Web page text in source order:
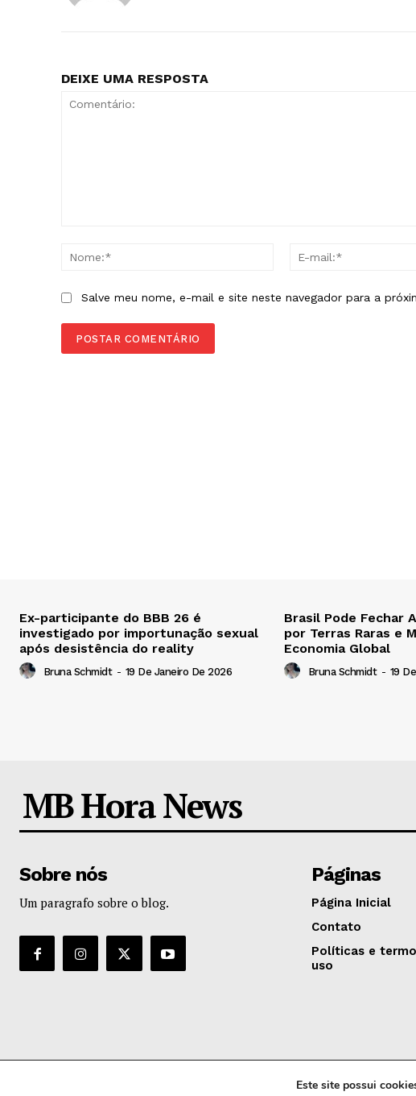
DEIXE UMA RESPOSTA
Nome:*
Salve meu nome, e-mail e site neste navegador para a
Ex-participante do BBB 26 é
investigado por importunação sexual
após desistência do reality
Bruna Schmidt - 19 De Janeiro De 2026
Brasil Pode Fechar
por Terras Raras e
Economia Global
Bruna Schmidt - 19
MB Hora News
Sobre nós
Um paragrafo sobre o blog.
Páginas
Página Inicial
Contato
Políticas e
uso
©
Este site possui